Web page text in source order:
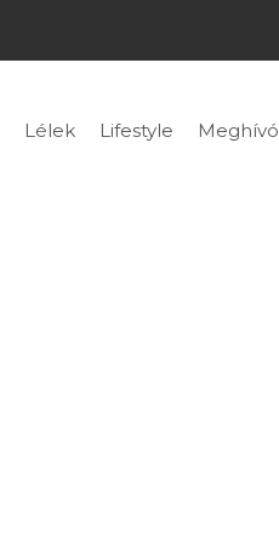
Lélek Lifestyle Meghívó